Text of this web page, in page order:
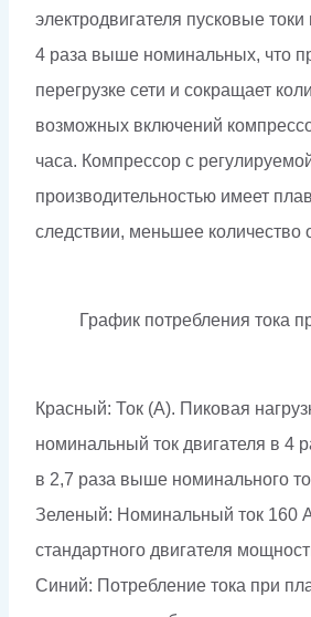
электродвигателя пусковые
4 раза выше номинальных, что
перегрузке сети и сокращает
возможных включений
часа. Компрессор с
производительностью имеет
следствии, меньшее количество
График потребления тока
Красный: Ток (А). Пиковая
номинальный ток двигателя в 4
в 2,7 раза выше номинального
Зеленый: Номинальный ток 160
стандартного двигателя
Синий: Потребление тока при